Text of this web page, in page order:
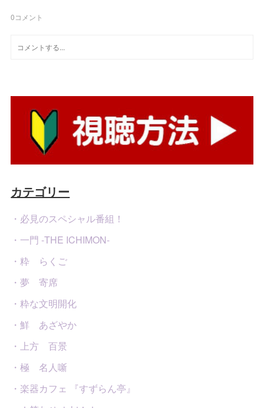
0コメント
カテゴリー
・必見のスペシャル番組！
・一門 -THE ICHIMON-
・粋 らくご
・夢 寄席
・粋な文明開化
・鮮 あざやか
・上方 百景
・極 名人噺
・楽器カフェ 『すずらん亭』